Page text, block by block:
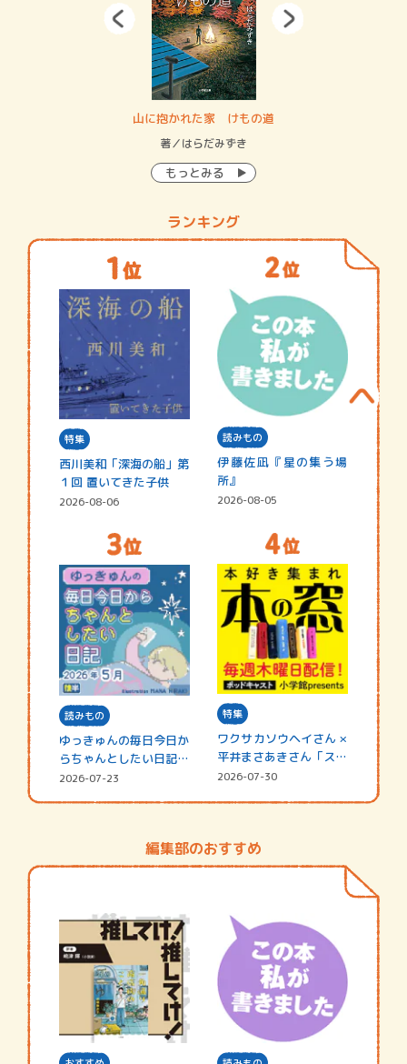
山に抱かれた家 けもの道
著／はらだみずき
もっとみる
ランキング
特集
西川美和「深海の船」第
１回 置いてきた子供
2026-08-06
読みもの
伊藤佐凪『星の集う場
所』
2026-08-05
読みもの
ゆっきゅんの毎日今日か
らちゃんとしたい日記
☆202…
2026-07-23
特集
ワクサカソウヘイさん ×
平井まさあきさん「スペ
シャ…
2026-07-30
編集部のおすすめ